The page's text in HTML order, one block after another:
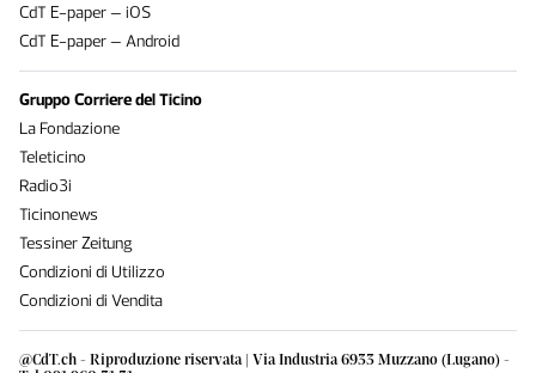
@CdT.ch - Riproduzione riservata | Via Industria 6933 Muzzano (Lugano) -
CdT E-paper – iOS
CdT E-paper – Android
Gruppo Corriere del Ticino
La Fondazione
Teleticino
Radio3i
Ticinonews
Tessiner Zeitung
Condizioni di Utilizzo
Condizioni di Vendita